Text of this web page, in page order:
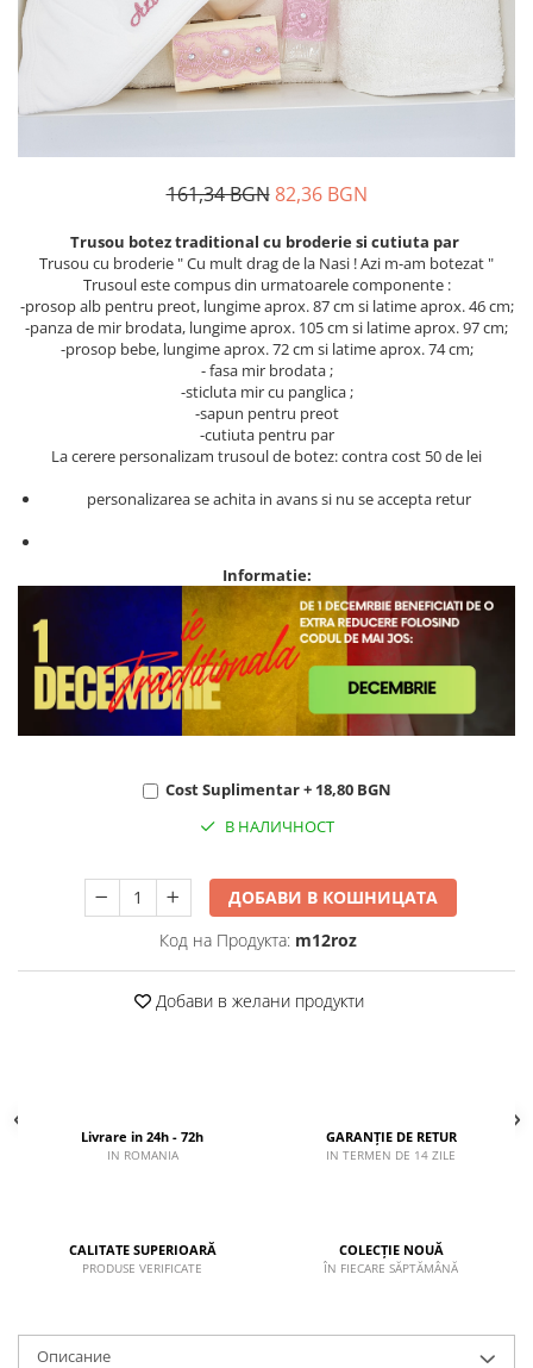
Дамски панталони
Дамски пуловери
Дамски сака
Жилетка
Пояси за момчета
161,34 BGN 82,36 BGN
Trusou botez traditional cu broderie si cutiuta par
Trusou cu broderie " Cu mult drag de la Nasi ! Azi m-am botezat "
Trusoul este compus din urmatoarele componente :
-prosop alb pentru preot, lungime aprox. 87 cm si latime aprox. 46 cm;
-panza de mir brodata, lungime aprox. 105 cm si latime aprox. 97 cm;
-prosop bebe, lungime aprox. 72 cm si latime aprox. 74 cm;
- fasa mir brodata ;
-sticluta mir cu panglica ;
-sapun pentru preot
-cutiuta pentru par
La cerere personalizam trusoul de botez: contra cost 50 de lei
personalizarea se achita in avans si nu se accepta retur
Informatie:
Cost Suplimentar + 18,80 BGN
В НАЛИЧНОСТ
ДОБАВИ В КОШНИЦАТА
Код на Продукта: m12roz
Добави в желани продукти
Livrare in 24h - 72h
IN ROMANIA
GARANȚIE DE RETUR
IN TERMEN DE 14 ZILE
CALITATE SUPERIOARĂ
PRODUSE VERIFICATE
COLECȚIE NOUĂ
ÎN FIECARE SĂPTĂMÂNĂ
Описание